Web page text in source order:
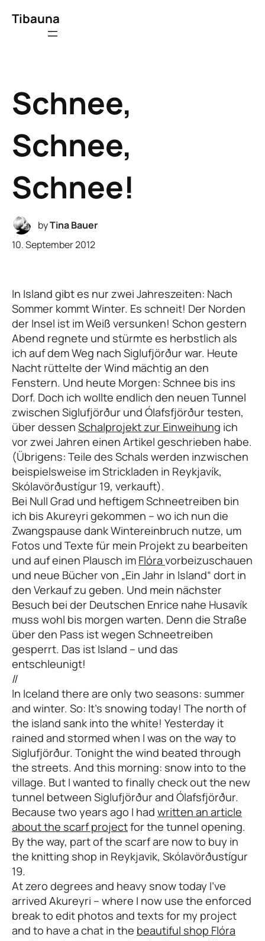
Tibauna
Schnee,
Schnee,
Schnee!
byTina Bauer
10. September 2012
In Island gibt es nur zwei Jahreszeiten: Nach
Sommer kommt Winter. Es schneit! Der Norden
der Insel ist im Weiß versunken! Schon gestern
Abend regnete und stürmte es herbstlich als
ich auf dem Weg nach Siglufjörður war. Heute
Nacht rüttelte der Wind mächtig an den
Fenstern. Und heute Morgen: Schnee bis ins
Dorf. Doch ich wollte endlich den neuen Tunnel
zwischen Siglufjörður und Ólafsfjörður testen,
über dessen Schalprojekt zur Einweihung ich
vor zwei Jahren einen Artikel geschrieben habe.
(Übrigens: Teile des Schals werden inzwischen
beispielsweise im Strickladen in Reykjavík,
Skólavörðustígur 19, verkauft).
Bei Null Grad und heftigem Schneetreiben bin
ich bis Akureyri gekommen – wo ich nun die
Zwangspause dank Wintereinbruch nutze, um
Fotos und Texte für mein Projekt zu bearbeiten
und auf einen Plausch im Flóra vorbeizuschauen
und neue Bücher von „Ein Jahr in Island“ dort in
den Verkauf zu geben. Und mein nächster
Besuch bei der Deutschen Enrice nahe Husavík
muss wohl bis morgen warten. Denn die Straße
über den Pass ist wegen Schneetreiben
gesperrt. Das ist Island – und das
entschleunigt!
//
In Iceland there are only two seasons: summer
and winter. So: It’s snowing today! The north of
the island sank into the white! Yesterday it
rained and stormed when I was on the way to
Siglufjörður. Tonight the wind beated through
the streets. And this morning: snow into to the
village. But I wanted to finally check out the new
tunnel between Siglufjörður and Ólafsfjörður.
Because two years ago I had written an article
about the scarf projectfor the tunnel opening.
By the way, part of the scarf are now to buy in
the knitting shop in Reykjavik, Skólavörðustígur
19.
At zero degrees and heavy snow today I’ve
arrived Akureyri – where I now use the enforced
break to edit photos and texts for my project
and to have a chat in the beautiful shop Flóra